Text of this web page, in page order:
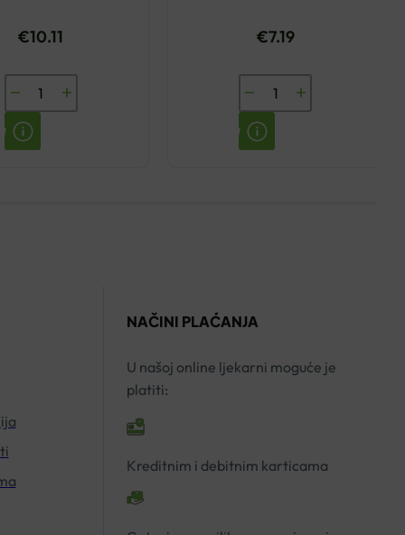
€10.11
LA
ROCHE-
POSAY
€7.19
BIOVITALIS
EMULZIJA
ZA
NAČINI PLAĆANJA
U našoj online ljekarni moguće je
platiti:
Kreditnim i debitnim karticama